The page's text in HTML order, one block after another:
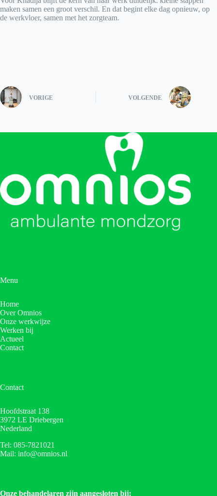
maken samen een groot verschil. En dat begint elke dag opnieuw, op
de werkvloer, samen met het zorgteam.
VORIGE VOLGENDE
Menu
Home
Over Omnios
Onze werkwijze
Werken bij
Actueel
Contact
Contact
Hoofdstraat 138
3972 LE Driebergen
Nederland
Tel: 085-7821021
Mail: info@omnios.nl
Onze behandelaren zijn aangesloten bij: